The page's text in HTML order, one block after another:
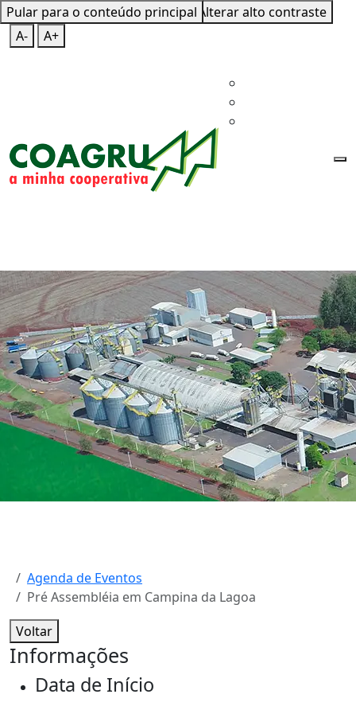
Pular para o conteúdo principal
Mapa do SiteTeclas de Atalho
Alterar alto contraste
A-
A+
Agenda de Eventos
Pré Assembléia em Campina da Lagoa
Voltar
Informações
Data de Início